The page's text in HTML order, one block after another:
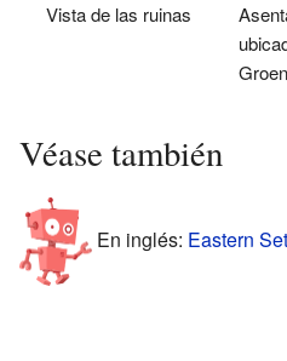
Vista de las ruinas
Véase también
En inglés: Eastern